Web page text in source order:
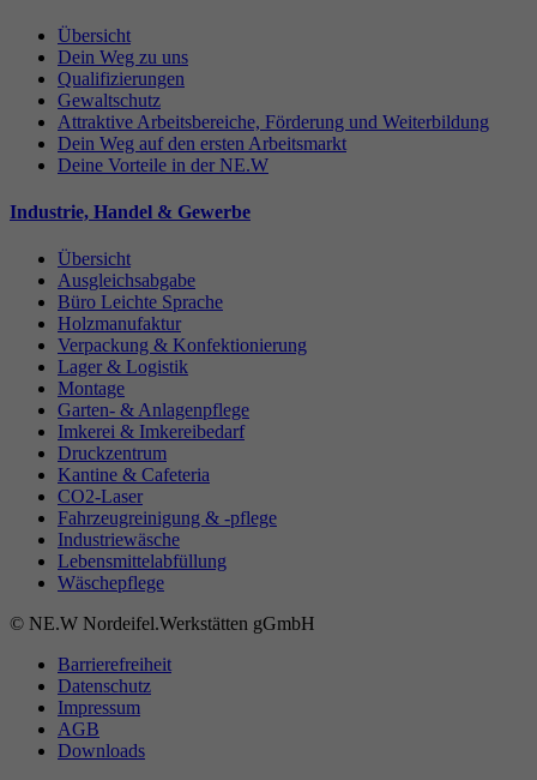
Übersicht
Dein Weg zu uns
Qualifizierungen
Gewaltschutz
Attraktive Arbeitsbereiche, Förderung und Weiterbildung
Dein Weg auf den ersten Arbeitsmarkt
Deine Vorteile in der NE.W
Industrie, Handel & Gewerbe
Übersicht
Ausgleichsabgabe
Büro Leichte Sprache
Holzmanufaktur
Verpackung & Konfektionierung
Lager & Logistik
Montage
Garten- & Anlagenpflege
Imkerei & Imkereibedarf
Druckzentrum
Kantine & Cafeteria
CO2-Laser
Fahrzeugreinigung & -pflege
Industriewäsche
Lebensmittelabfüllung
Wäschepflege
© NE.W Nordeifel.Werkstätten gGmbH
Barrierefreiheit
Datenschutz
Impressum
AGB
Downloads